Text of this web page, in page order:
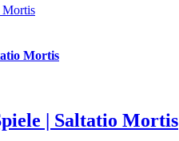
Mortis
Mortis
| Saltatio Mortis